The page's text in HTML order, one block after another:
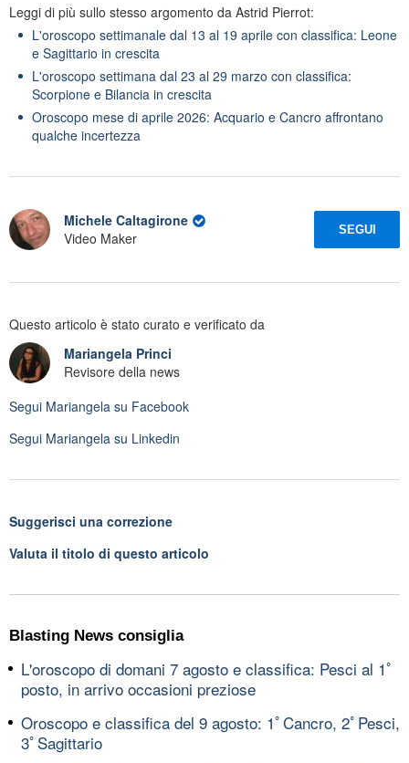
Leggi di più sullo stesso argomento da Astrid Pierrot:
L'oroscopo settimanale dal 13 al 19 aprile con classifica: Leone
e Sagittario in crescita
L'oroscopo settimana dal 23 al 29 marzo con classifica:
Scorpione e Bilancia in crescita
Oroscopo mese di aprile 2026: Acquario e Cancro affrontano
qualche incertezza
Michele Caltagirone
Video Maker
SEGUI
Questo articolo è stato curato e verificato da
Mariangela Princi
Revisore della news
Segui Mariangela su Facebook
Segui Mariangela su Linkedin
Suggerisci una correzione
Valuta il titolo di questo articolo
Blasting News consiglia
L'oroscopo di domani 7 agosto e classifica: Pesci al 1ﾟ
posto, in arrivo occasioni preziose
Oroscopo e classifica del 9 agosto: 1ﾟCancro, 2ﾟPesci,
3ﾟSagittario